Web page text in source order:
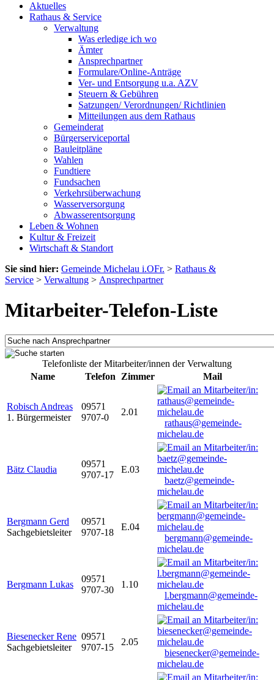
Aktuelles
Rathaus & Service
Verwaltung
Was erledige ich wo
Ämter
Ansprechpartner
Formulare/Online-Anträge
Ver- und Entsorgung u.a. AZV
Steuern & Gebühren
Satzungen/ Verordnungen/ Richtlinien
Mitteilungen aus dem Rathaus
Gemeinderat
Bürgerserviceportal
Bauleitpläne
Wahlen
Fundtiere
Fundsachen
Verkehrsüberwachung
Wasserversorgung
Abwasserentsorgung
Leben & Wohnen
Kultur & Freizeit
Wirtschaft & Standort
Sie sind hier: Gemeinde Michelau i.OFr. > Rathaus &
Service > Verwaltung > Ansprechpartner
Mitarbeiter-Telefon-Liste
Telefonliste der Mitarbeiter/innen der Verwaltung
Name
Telefon Zimmer Mail
Robisch Andreas
1. Bürgermeister
09571
9707-0
2.01
rathaus@gemeinde-
michelau.de
Bätz Claudia
09571
9707-17
E.03
baetz@gemeinde-
michelau.de
Bergmann Gerd
Sachgebietsleiter
09571
9707-18
E.04
bergmann@gemeinde-
michelau.de
Bergmann Lukas
09571
9707-30
1.10
l.bergmann@gemeinde-
michelau.de
Biesenecker Rene
Sachgebietsleiter
09571
9707-15
2.05
biesenecker@gemeinde-
michelau.de